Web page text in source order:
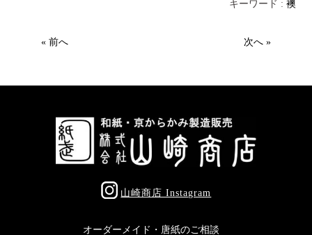
キーワード :襖
« 前へ 次へ »
山崎商店 Instagram
オーダーメイド・唐紙のご相談